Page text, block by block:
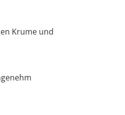
Krume und